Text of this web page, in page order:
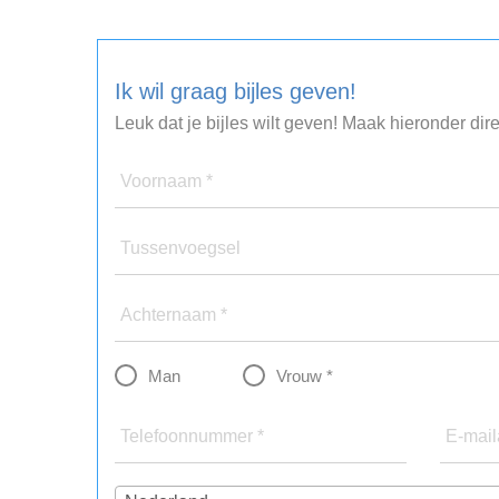
Ik wil graag bijles geven!
Leuk dat je bijles wilt geven! Maak hieronder
Voornaam *
Tussenvoegsel
Achternaam *
Man Vrouw *
Telefoonnummer * E-